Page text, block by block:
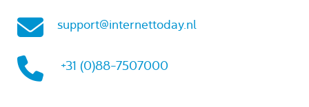
support@internettoday.nl
+31 (0)88-7507000